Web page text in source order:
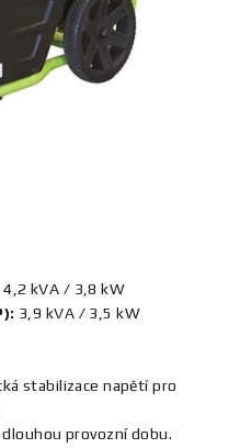
4,2 kVA / 3,8 kW
3,9 kVA / 3,5 kW
stabilizace napětí pro
provozní dobu.